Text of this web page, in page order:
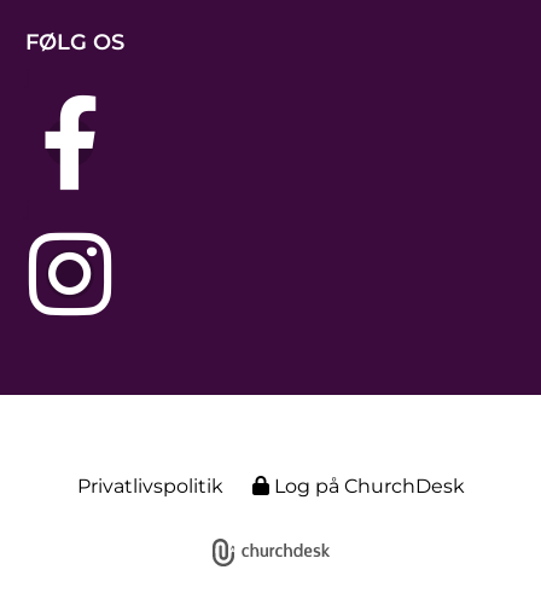
FØLG OS
Privatlivspolitik Log på ChurchDesk